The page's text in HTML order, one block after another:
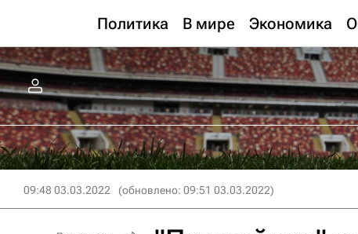
Политика В мире Экономика
09:48 03.03.2022 (обновлено: 09:51 03.03.2022)